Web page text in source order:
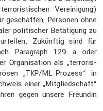
Verei­ni­gung)
geschaffen, Personen ohne
politi­scher Betäti­gung zu
Zukünftig sind für
Paragraph 129 a oder
Organi­sa­tion als „terro­ris­
„TKP/ML-Prozess“ in
einer „Mitglied­schaft“
gegen unsere Freundin